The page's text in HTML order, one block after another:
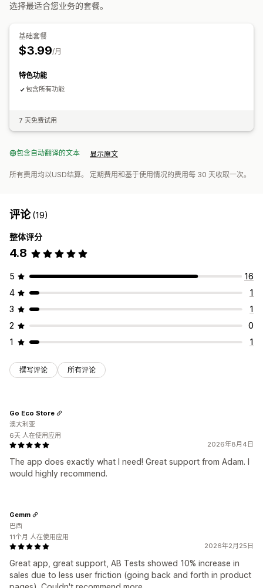
选择最适合您业务的套餐。
基础套餐
$3.99/月
特色功能
包含所有功能
7 天免费试用
包含自动翻译的文本 显示原文
所有费用均以USD结算。 定期费用和基于使用情况的费用每 30 天收取一次。
评论(19)
整体评分
4.8
5
16
4
1
3
1
2
0
1
1
撰写评论 所有评论
2026年8月4日
The app does exactly what I need! Great support from Adam. I
would highly recommend.
Go Eco Store
澳大利亚
6天 人在使用应用
2026年2月25日
Great app, great support, AB Tests showed 10% increase in
sales due to less user friction (going back and forth in product
Gemm
巴西
11个月 人在使用应用